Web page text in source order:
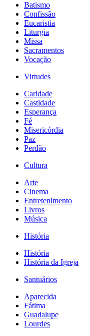
Batismo
Confissão
Eucaristia
Liturgia
Missa
Sacramentos
Vocação
Virtudes
Caridade
Castidade
Esperança
Fé
Misericórdia
Paz
Perdão
Cultura
Arte
Cinema
Entretenimento
Livros
Música
História
História
História da Igreja
Santuários
Aparecida
Fátima
Guadalupe
Lourdes